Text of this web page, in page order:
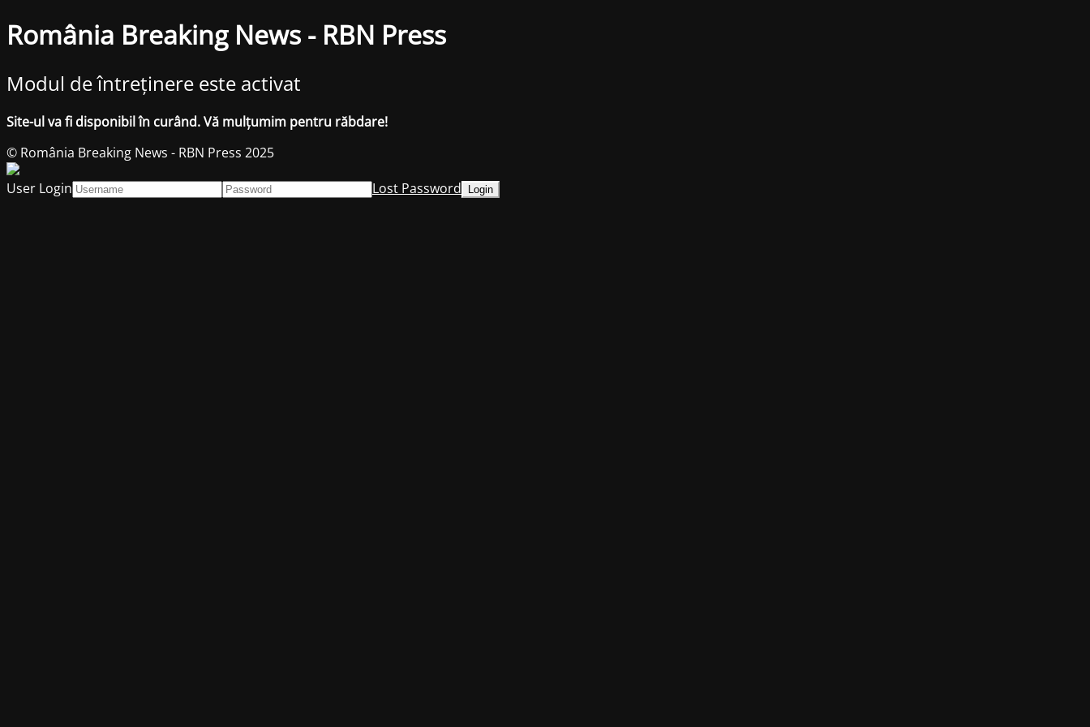
România Breaking News - RBN Press
Modul de întreținere este activat
Site-ul va fi disponibil în curând. Vă mulțumim pentru răbdare!
© România Breaking News - RBN Press 2025
User Login
Lost Password